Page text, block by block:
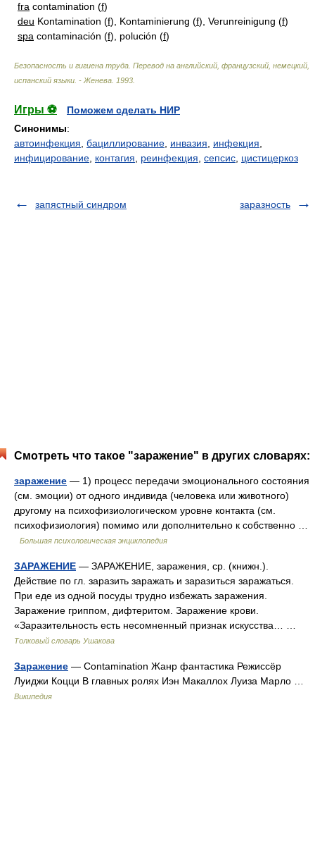
fra contamination (f)
deu Kontamination (f), Kontaminierung (f), Verunreinigung (f)
spa contaminación (f), polución (f)
Безопасность и гигиена труда. Перевод на английский, французский, немецкий,
испанский языки. - Женева 1993
Игры ⚽
Поможем сделать НИР
Синонимы:
автоинфекция бациллирование инвазия инфекция
инфицирование контагия реинфекция сепсис цистицеркоз
запястный синдром заразность
Смотреть что такое "заражение" в других словарях:
заражение — 1) процесс передачи эмоционального состояния
(см. эмоции) от одного индивида (человека или животного)
другому на психофизиологическом уровне контакта (см.
психофизиология) помимо или дополнительно к собственно …
Большая психологическая энциклопедия
ЗАРАЖЕНИЕ — ЗАРАЖЕНИЕ, заражения, ср. (книжн.).
Действие по гл. заразить заражать и заразиться заражаться.
При еде из одной посуды трудно избежать заражения.
Заражение гриппом, дифтеритом. Заражение крови.
«Заразительность есть несомненный признак искусства… …
Толковый словарь Ушакова
Заражение — Contamination Жанр фантастика Режиссёр
Луиджи Коцци В главных ролях Иэн Макаллох Луиза Марло …
Википедия